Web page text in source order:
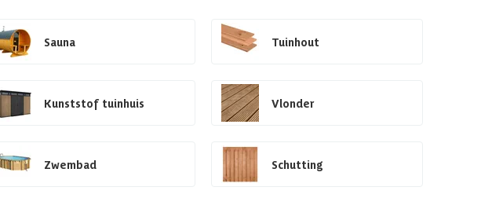
Sauna Tuinhout
Kunststof tuinhuis Vlonder
Zwembad Schutting